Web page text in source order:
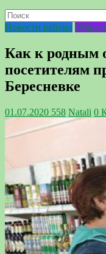
Новости района
Как к родным
посетителям
Бересневке
01.07.2020 558 Natali 0